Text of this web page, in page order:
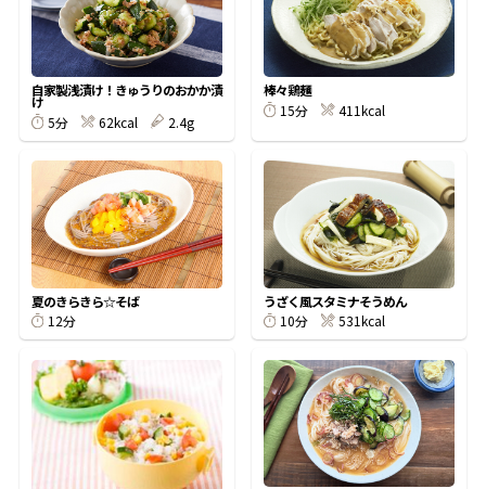
楽チン屋® ストレートつゆ
新鮮一番 『氷熟®』
割烹白だしレシピ特集
だし巻き卵特集
かつおだしが決め手！簡単茶碗蒸し
自家製浅漬け！きゅうりのおかか漬
け
5分
62kcal 2.4g
棒々鶏麺
15分
411kcal
夏のきらきら☆そば
12分
うざく風スタミナそうめん
10分
531kcal